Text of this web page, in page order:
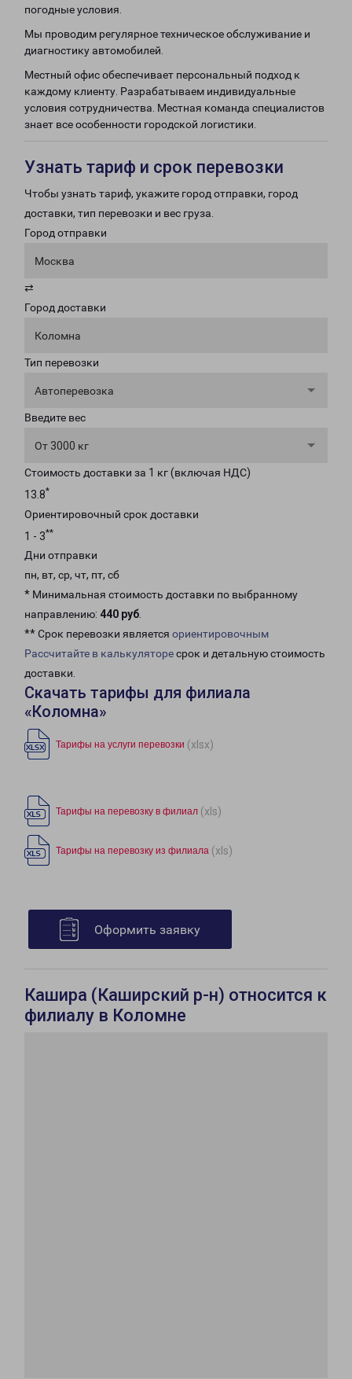
погодные условия.
Мы проводим регулярное техническое обслуживание и
диагностику автомобилей.
Местный офис обеспечивает персональный подход к
каждому клиенту. Разрабатываем индивидуальные
условия сотрудничества. Местная команда специалистов
знает все особенности городской логистики.
Узнать тариф и срок перевозки
Чтобы узнать тариф, укажите город отправки, город
доставки, тип перевозки и вес груза.
Город отправки
Москва
⇄
Город доставки
Коломна
Тип перевозки
Автоперевозка
Введите вес
От 3000 кг
Стоимость доставки за 1 кг (включая НДС)
13.8*
Ориентировочный срок доставки
1 - 3**
Дни отправки
пн, вт, ср, чт, пт, сб
* Минимальная стоимость доставки по выбранному
направлению: 440 руб.
** Срок перевозки является ориентировочным
Рассчитайте в калькуляторесрок и детальную стоимость
доставки.
Скачать тарифы для филиала
«Коломна»
Тарифы на услуги перевозки (xlsx)
Тарифы на перевозку в филиал (xls)
Тарифы на перевозку из филиала (xls)
Оформить заявку
Кашира (Каширский р-н) относится к
филиалу в Коломне